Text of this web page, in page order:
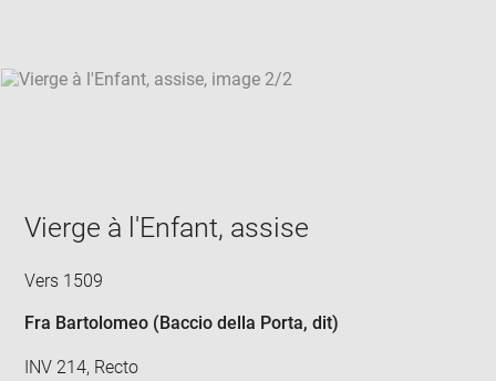
Vierge à l'Enfant, assise
Vers 1509
Fra Bartolomeo (Baccio della Porta, dit)
INV 214, Recto